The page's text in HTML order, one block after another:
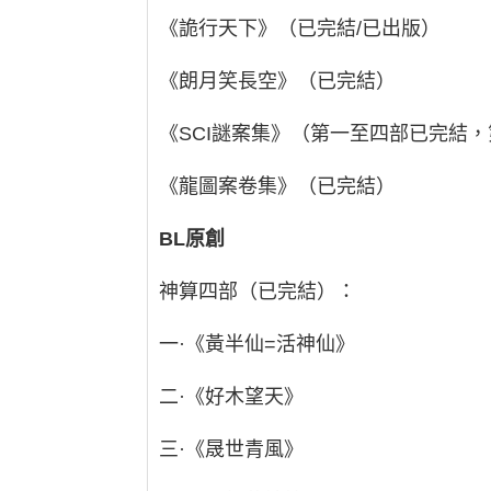
《詭行天下》（已完結/已出版）
《朗月笑長空》（已完結）
《SCI謎案集》（第一至四部已完結，
《龍圖案卷集》（已完結）
BL原創
神算四部（已完結）：
一·《黃半仙=活神仙》
二·《好木望天》
三·《晟世青風》